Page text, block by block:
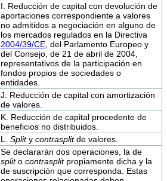
I. Reducción de capital con devolución de
aportaciones correspondiente a valores
no admitidos a negociación en alguno de
los mercados regulados en la Directiva
2004/39/CE, del Parlamento Europeo y
del Consejo, de 21 de abril de 2004,
representativos de la participación en
fondos propios de sociedades o
entidades.
J. Reducción de capital con amortización
de valores.
K. Reducción de capital procedente de
beneficios no distribuidos.
L.
Splity contrasplitde valores.
Se declararán dos operaciones, la de
splito contrasplit propiamente dicha y la
de suscripción que corresponda. Estas